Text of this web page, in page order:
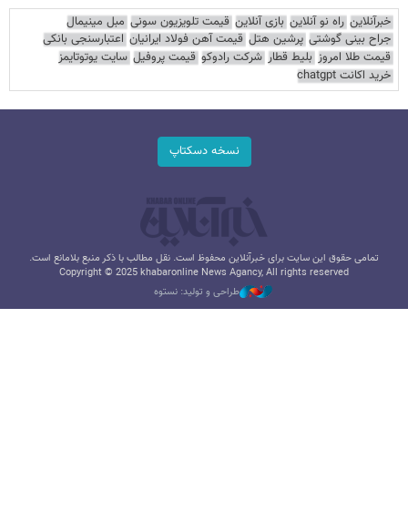
خبرآنلاین راه نو آنلاین بازی آنلاین قیمت تلویزیون سونی مبل مینیمال
جراح بینی گوشتی پرشین هتل قیمت آهن فولاد ایرانیان اعتبارسنجی بانکی
قیمت طلا امروز بلیط قطار شرکت رادوکو قیمت پروفیل سایت یوتوتایمز
خرید اکانت chatgpt
نسخه دسکتاپ
تمامی حقوق این سایت برای خبرآنلاین محفوظ است. نقل مطالب با ذکر منبع بلامانع است.
Copyright © 2025 khabaronline News Agancy, All rights reserved
طراحی و تولید: نستوه